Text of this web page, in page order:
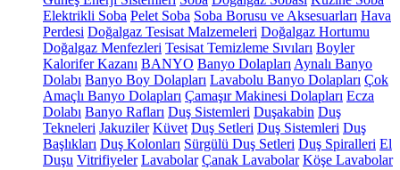
Elektrikli Soba Pelet Soba Soba Borusu ve Aksesuarları Hava
Perdesi Doğalgaz Tesisat Malzemeleri Doğalgaz Hortumu
Doğalgaz Menfezleri Tesisat Temizleme Sıvıları Boyler
Kalorifer Kazanı BANYO Banyo Dolapları Aynalı Banyo
Dolabı Banyo Boy Dolapları Lavabolu Banyo Dolapları Çok
Amaçlı Banyo Dolapları Çamaşır Makinesi Dolapları Ecza
Dolabı Banyo Rafları Duş Sistemleri Duşakabin Duş
Tekneleri Jakuziler Küvet Duş Setleri Duş Sistemleri Duş
Başlıkları Duş Kolonları Sürgülü Duş Setleri Duş Spiralleri El
Duşu Vitrifiyeler Lavabolar Çanak Lavabolar Köşe Lavabolar